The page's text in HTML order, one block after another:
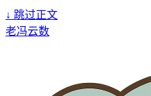
↓ 跳过正文
老冯云数